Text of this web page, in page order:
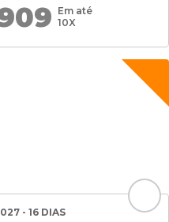
Em até
10X
- 16 DIAS